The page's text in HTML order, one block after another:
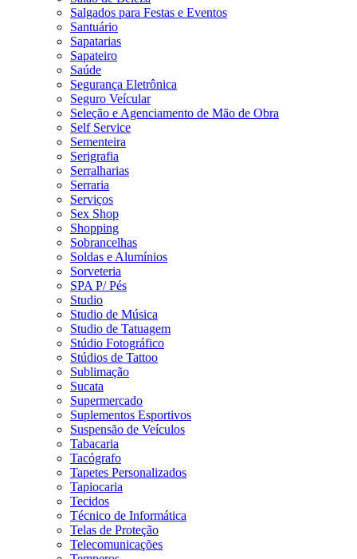
Salgados para Festas e Eventos
Santuário
Sapatarias
Sapateiro
Saúde
Segurança Eletrônica
Seguro Veícular
Seleção e Agenciamento de Mão de Obra
Self Service
Sementeira
Serigrafia
Serralharias
Serraria
Serviços
Sex Shop
Shopping
Sobrancelhas
Soldas e Alumínios
Sorveteria
SPA P/ Pés
Studio
Studio de Música
Studio de Tatuagem
Stúdio Fotográfico
Stúdios de Tattoo
Sublimação
Sucata
Supermercado
Suplementos Esportivos
Suspensão de Veículos
Tabacaria
Tacógrafo
Tapetes Personalizados
Tapiocaria
Tecidos
Técnico de Informática
Telas de Proteção
Telecomunicações